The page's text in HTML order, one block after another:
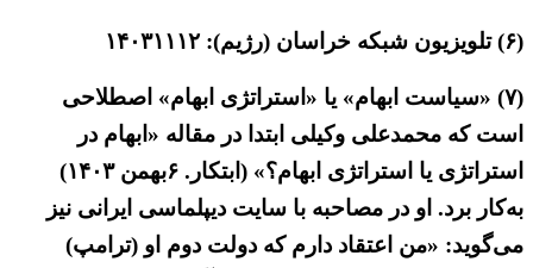
(۶) تلویزیون شبکه خراسان (رژیم): ۱۴۰۳۱۱۱۲
(۷) «سیاست ابهام» یا «استراتژی ابهام» اصطلاحی
است که محمدعلی وکیلی ابتدا در مقاله «ابهام در
استراتژی یا استراتژی ابهام؟» (ابتکار. ۶بهمن ۱۴۰۳)
به‌کار برد. او در مصاحبه با سایت دیپلماسی ایرانی نیز
می‌گوید: «من اعتقاد دارم که دولت دوم او (ترامپ)